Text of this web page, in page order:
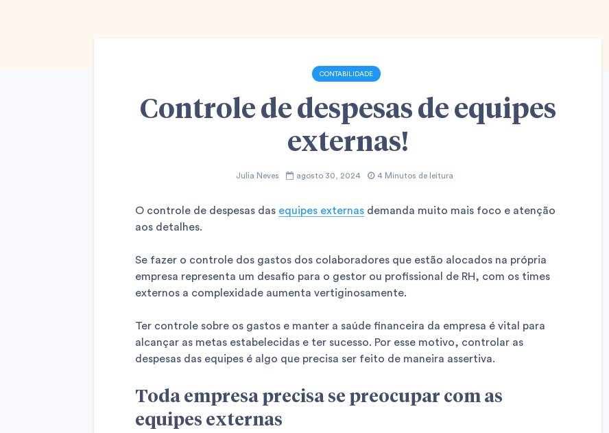
CONTABILIDADE
Controle de despesas de equipes
externas!
Julia Neves agosto 30, 2024 4 Minutos de leitura
O controle de despesas das equipes externas demanda muito mais foco e atenção
aos detalhes.
Se fazer o controle dos gastos dos colaboradores que estão alocados na própria
empresa representa um desafio para o gestor ou profissional de RH, com os times
externos a complexidade aumenta vertiginosamente.
Ter controle sobre os gastos e manter a saúde financeira da empresa é vital para
alcançar as metas estabelecidas e ter sucesso. Por esse motivo, controlar as
despesas das equipes é algo que precisa ser feito de maneira assertiva.
Toda empresa precisa se preocupar com as
equipes externas